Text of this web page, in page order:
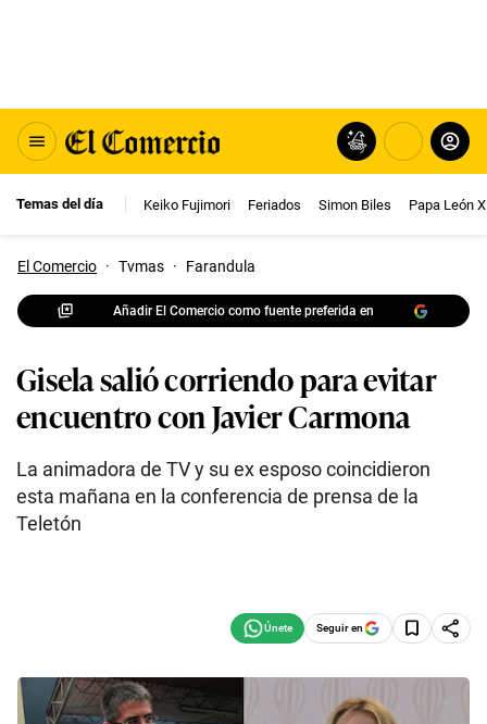
Temas del día Keiko Fujimori Feriados Simon Biles Papa León
El Comercio · Tvmas · Farandula
Añadir El Comercio como fuente preferida en
Gisela salió corriendo para evitar
encuentro con Javier Carmona
La animadora de TV y su ex esposo coincidieron
esta mañana en la conferencia de prensa de la
Teletón
Seguir en